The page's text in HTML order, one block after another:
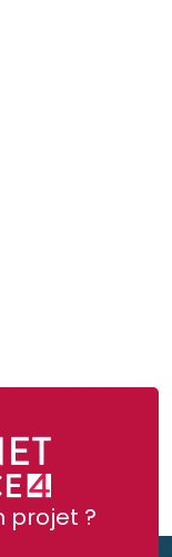
projet ?